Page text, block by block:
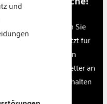
und
owner
needs
to
setup
the
site
with
Melden Sie
sich jetzt für
unseren
Newsletter an
und erhalten